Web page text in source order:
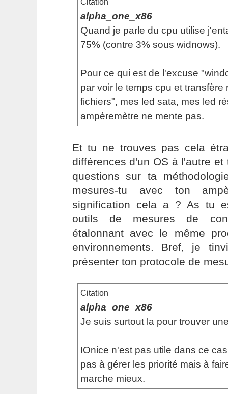
Citation
alpha_one_x86
Quand je parle du cpu utilise
75% (contre 3% sous widnows).
Pour ce qui est de l'excuse
par voir le temps cpu et transfère
fichiers", mes led sata, mes led
ampèremètre ne mente pas.
Et tu ne trouves pas cela
différences d'un OS à l'autre
questions sur ta
mesures-tu avec ton
signification cela a ? As tu
outils de mesures de
étalonnant avec le même
environnements. Bref, je
présenter ton protocole de
Citation
alpha_one_x86
Je suis surtout la pour trouver
IOnice n'est pas utile dans ce
pas à gérer les priorité mais à
marche mieux.